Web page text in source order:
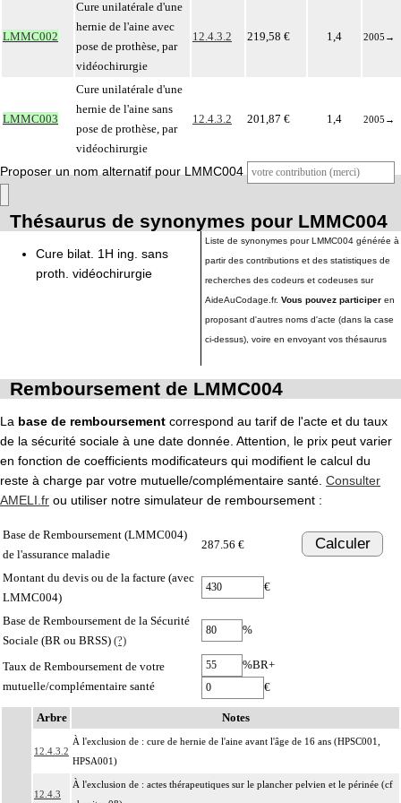
LMMC002
Cure unilatérale d'une
hernie de l'aine avec
pose de prothèse, par
vidéochirurgie
12.4.3.2 219,58 € 1,4 2005 →
LMMC003
Cure unilatérale d'une
hernie de l'aine sans
pose de prothèse, par
vidéochirurgie
12.4.3.2 201,87 € 1,4 2005 →
Proposer un nom alternatif pour LMMC004
Thésaurus de synonymes pour LMMC004
Cure bilat. 1H ing. sans
proth. vidéochirurgie
Liste de synonymes pour LMMC004 générée à
partir des contributions et des statistiques de
recherches des codeurs et codeuses sur
AideAuCodage.fr. Vous pouvez participer en
proposant d'autres noms d'acte (dans la case
ci-dessus), voire en envoyant vos thésaurus
Remboursement de LMMC004
La base de remboursement correspond au tarif de l'acte et du taux
de la sécurité sociale à une date donnée. Attention, le prix peut varier
en fonction de coefficients modificateurs qui modifient le calcul du
reste à charge par votre mutuelle/complémentaire santé. Consulter
AMELI.fr ou utiliser notre simulateur de remboursement :
Base de Remboursement (LMMC004)
de l'assurance maladie
287.56 € Calculer
Montant du devis ou de la facture (avec
LMMC004)
€
Base de Remboursement de la Sécurité
Sociale (BR ou BRSS) (?)
%
Taux de Remboursement de votre
mutuelle/complémentaire santé
%BR+
€
Arbre Notes
12.4.3.2
À l'exclusion de : cure de hernie de l'aine avant l'âge de 16 ans (HPSC001,
HPSA001)
12.4.3
À l'exclusion de : actes thérapeutiques sur le plancher pelvien et le périnée (cf